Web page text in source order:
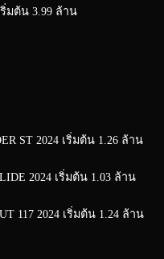
ริ่มต้น 3.99 ล้าน
ST 2024 เริ่มต้น 1.26 ล้าน
2024 เริ่มต้น 1.03 ล้าน
117 2024 เริ่มต้น 1.24 ล้าน